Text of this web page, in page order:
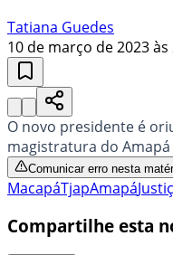
Tatiana Guedes
10 de março de 2023 às
O novo presidente é
magistratura do
Comunicar erro nesta
MacapáTjapAmapá
Compartilhe esta